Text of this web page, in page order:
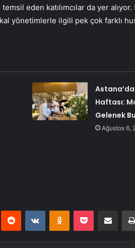
eden katılımcılar da yer alıyor.
yönetimlerle ilgili pek çok farklı
Haftası:
Gelenek
Ağustos 6,
Reddit VKontakteOdnoklassniki
Pocket E-Posta ile